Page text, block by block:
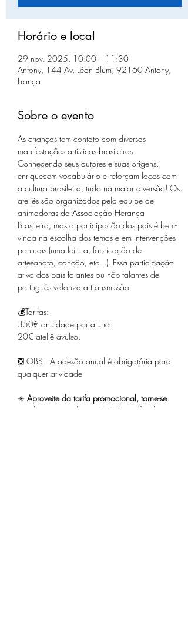
Horário e local
29 nov. 2025, 10:00 – 11:30
Antony, 144 Av. Léon Blum, 92160 Antony,
França
Sobre o evento
As crianças tem contato com diversas
manifestações artísticas brasileiras.
Conhecendo seus autores e suas origens,
enriquecem vocabulário e reforçam laços com
a cultura brasileira, tudo na maior diversão! Os
ateliês são organizados pela equipe de
animadoras da Associação Herança
Brasileira, mas a participação dos pais é bem-
vinda na escolha dos temas e em intervenções
pontuais (uma leitura, fabricação de
artesanato, canção, etc...). Essa participação
ativa dos pais falantes ou não-falantes de
português valoriza a transmissão.
💰Tarifas:
350€ anuidade por aluno
20€ ateliê avulso.
❎ OBS.: A adesão anual é obrigatória para
qualquer atividade
✳️ Aproveite da tarifa promocional, torne-se
membro associado por 25€/ano/família